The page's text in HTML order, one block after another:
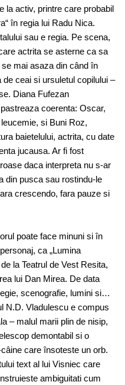
la activ, printre care probabil
în regia lui Radu Nica.
sau e regia. Pe scena,
actrita se asterne ca sa
mai asaza din când în
ceai si ursuletul copilului –
Diana Fufezan
coerenta: Oscar,
si Buni Roz,
baietelului, actrita, cu date
jucausa. Ar fi fost
daca interpreta nu s-ar
din pusca sau rostindu-le
crescendo, fara pauze si
poate face minuni si în
ca „Lumina
la Teatrul de Vest Resita,
lui Dan Mirea. De data
scenografie, lumini si…
N.D. Vladulescu e compus
– malul marii plin de nisip,
demontabil si o
care însoteste un orb.
text al lui Visniec care
ambiguitati cum